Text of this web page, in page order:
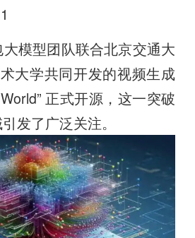
模型团队联合北京交通大
大学共同开发的视频生成
正式开源，这一突破
发了广泛关注。